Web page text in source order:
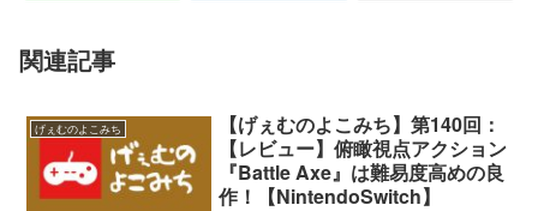
関連記事
げぇむのよこみち
【げぇむのよこみち】第140回：
【レビュー】俯瞰視点アクション
『Battle Axe』は難易度高めの良
作！【NintendoSwitch】